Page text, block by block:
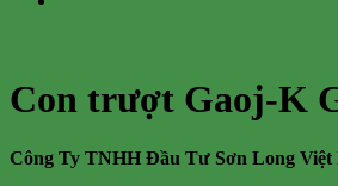
Con trượt Gaoj-K
Công Ty TNHH Đầu Tư Sơn Long Việt